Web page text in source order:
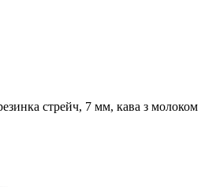
стрейч, 7 мм, кава з молоком